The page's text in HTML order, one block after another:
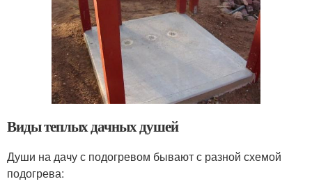
Виды теплых дачных душей
Души на дачу с подогревом бывают с разной схемой
подогрева: